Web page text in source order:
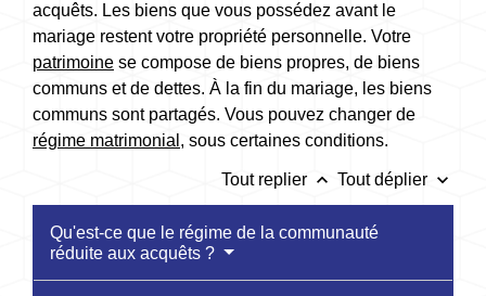
acquêts. Les biens que vous possédez avant le
mariage restent votre propriété personnelle. Votre
patrimoine se compose de biens propres, de biens
communs et de dettes. À la fin du mariage, les biens
communs sont partagés. Vous pouvez changer de
régime matrimonial , sous certaines conditions.
Tout replier keyboard_arrow_up Tout déplier keyboard_arrow_down
Qu'est-ce que le régime de la communauté
réduite aux acquêts ?